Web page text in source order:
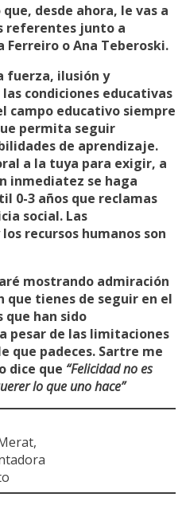
desde ahora, le vas a
referentes junto a
o Ana Teberoski.
fuerza, ilusión y
condiciones educativas
campo educativo siempre
permita seguir
de aprendizaje.
a la tuya para exigir, a
inmediatez se haga
0-3 años que reclamas
social. Las
recursos humanos son
mostrando admiración
tienes de seguir en el
han sido
pesar de las limitaciones
que padeces. Sartre me
dice que “Felicidad no es
lo que uno hace”